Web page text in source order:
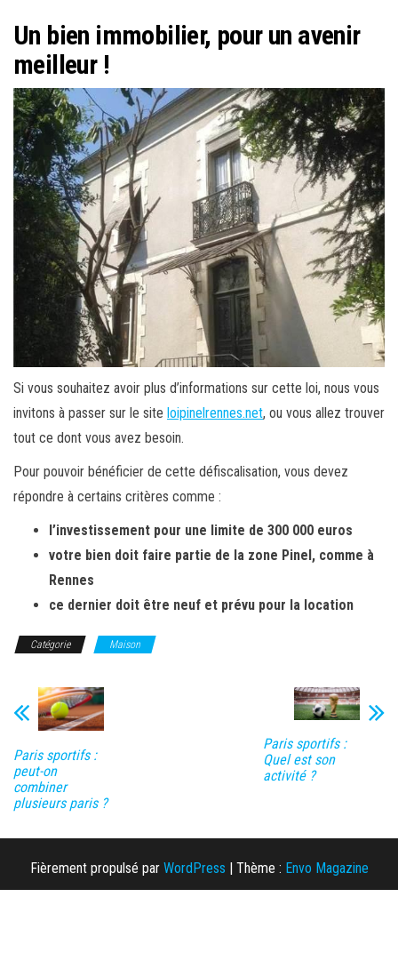
Un bien immobilier, pour un avenir
meilleur !
Si vous souhaitez avoir plus d’informations sur cette loi, nous vous
invitons à passer sur le site loipinelrennes.net, ou vous allez trouver
tout ce dont vous avez besoin.
Pour pouvoir bénéficier de cette défiscalisation, vous devez
répondre à certains critères comme :
l’investissement pour une limite de 300 000 euros
votre bien doit faire partie de la zone Pinel, comme à
Rennes
ce dernier doit être neuf et prévu pour la location
Catégorie Maison
Paris sportifs :
peut-on
combiner
plusieurs paris ?
Paris sportifs :
Quel est son
activité ?
Fièrement propulsé par WordPress | Thème : Envo Magazine